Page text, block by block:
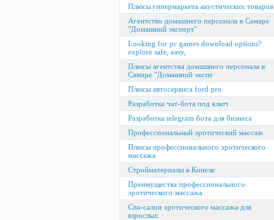
Плюсы гипермаркета акустических товаров
Агентство домашнего персонала в Самаре
"Домашний эксперт"
Looking for pc games download options?
explore safe, easy,
Плюсы агентства домашнего персонала в
Самаре "Домашний экспе
Плюсы автосервиса ford pro
Разработка чат-бота под ключ
Разработка telegram бота для бизнеса
Профессиональный эротический массаж
Плюсы профессионального эротического
массажа
Стройматериалы в Кинеле
Преимущества профессионального
эротического массажа
Спа-салон эротического массажа для
взрослых